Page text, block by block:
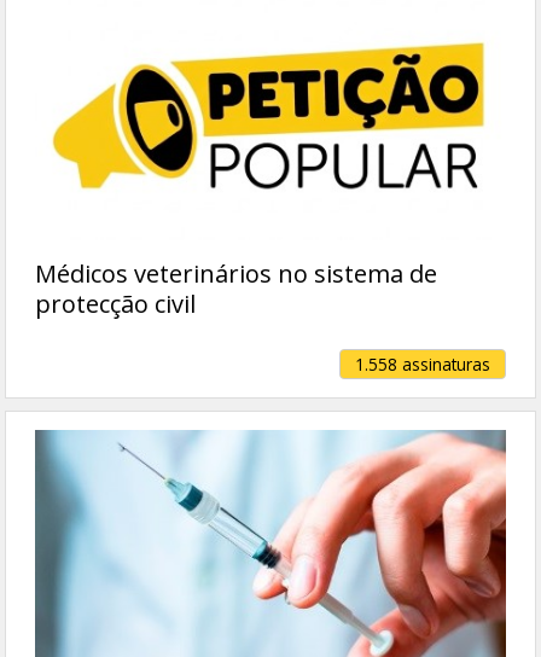
Médicos veterinários no sistema de
protecção civil
1.558 assinaturas